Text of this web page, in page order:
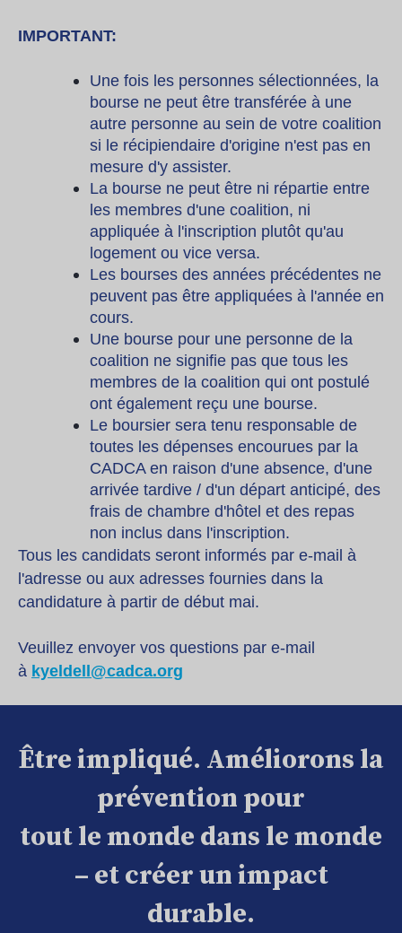
IMPORTANT:
Une fois les personnes sélectionnées, la
bourse ne peut être transférée à une
autre personne au sein de votre coalition
si le récipiendaire d'origine n'est pas en
mesure d'y assister.
La bourse ne peut être ni répartie entre
les membres d'une coalition, ni
appliquée à l'inscription plutôt qu'au
logement ou vice versa.
Les bourses des années précédentes ne
peuvent pas être appliquées à l'année en
cours.
Une bourse pour une personne de la
coalition ne signifie pas que tous les
membres de la coalition qui ont postulé
ont également reçu une bourse.
Le boursier sera tenu responsable de
toutes les dépenses encourues par la
CADCA en raison d'une absence, d'une
arrivée tardive / d'un départ anticipé, des
frais de chambre d'hôtel et des repas
non inclus dans l'inscription.
Tous les candidats seront informés par e-mail à
l'adresse ou aux adresses fournies dans la
candidature à partir de début mai.
Veuillez envoyer vos questions par e-mail
à kyeldell@cadca.org
Être impliqué. Améliorons la
prévention pour
tout le monde dans le monde
– et créer un impact
durable.